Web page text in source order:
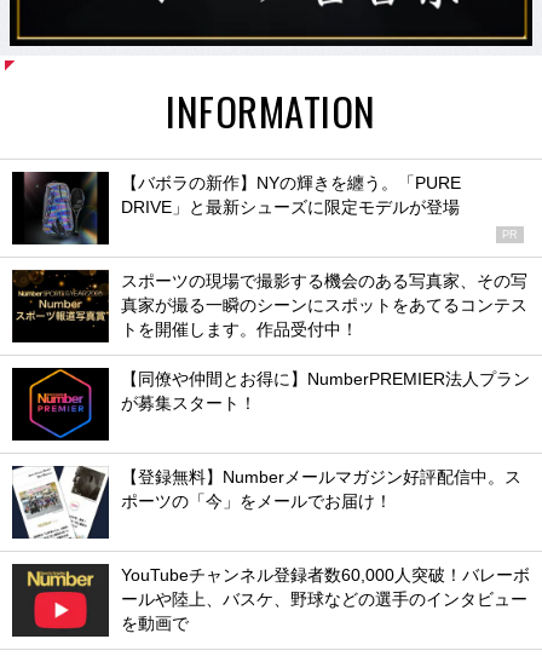
INFORMATION
【バボラの新作】NYの輝きを纏う。「PURE
DRIVE」と最新シューズに限定モデルが登場
PR
スポーツの現場で撮影する機会のある写真家、その写
真家が撮る一瞬のシーンにスポットをあてるコンテス
トを開催します。作品受付中！
【同僚や仲間とお得に】NumberPREMIER法人プラン
が募集スタート！
【登録無料】Numberメールマガジン好評配信中。ス
ポーツの「今」をメールでお届け！
YouTubeチャンネル登録者数60,000人突破！バレーボ
ールや陸上、バスケ、野球などの選手のインタビュー
を動画で